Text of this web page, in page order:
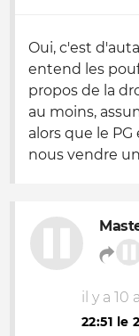
Oui, c'est
entend les
propos de la
au moins,
alors que le
nous vendre
il y a 10
22:51 le